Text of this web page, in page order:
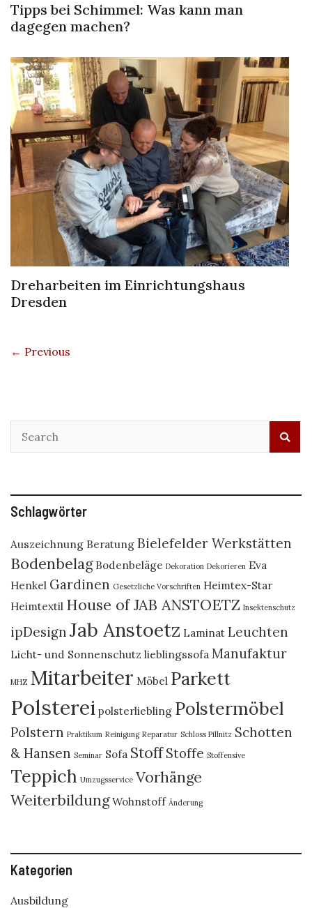
Tipps bei Schimmel: Was kann man
dagegen machen?
Dreharbeiten im Einrichtungshaus
Dresden
← Previous
Schlagwörter
Auszeichnung Beratung Bielefelder Werkstätten
Bodenbelag Bodenbeläge Dekoration Dekorieren Eva
Henkel Gardinen Gesetzliche Vorschriften Heimtex-Star
Heimtextil House of JAB ANSTOETZ Insektenschutz
ipDesign Jab Anstoetz Laminat Leuchten
Licht- und Sonnenschutz lieblingssofa Manufaktur
MHZ Mitarbeiter Möbel Parkett
Polsterei polsterliebling Polstermöbel
Polstern Praktikum Reinigung Reparatur Schloss Pillnitz Schotten
& Hansen Seminar Sofa Stoff Stoffe Stoffensive
Teppich Umzugsservice Vorhänge
Weiterbildung Wohnstoff Änderung
Kategorien
Ausbildung